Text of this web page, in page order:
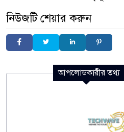
নিউজটি শেয়ার করুন
আপলোডকারীর তথ্য